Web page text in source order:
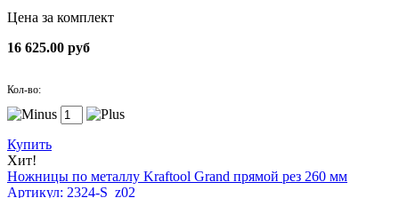
Цена за комплект
16 625.00 руб
Кол-во:
Купить
Хит!
Ножницы по металлу Kraftool Grand прямой рез 260 мм
Артикул: 2324-S_z02